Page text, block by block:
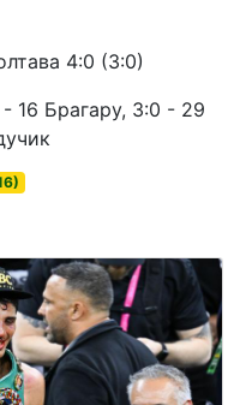
4:0 (3:0)
16 Брагару, 3:0 - 29